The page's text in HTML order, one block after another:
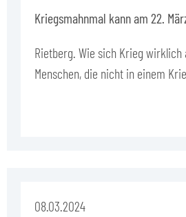
Kriegsmahnmal kann am 22.
Rietberg. Wie sich Krieg wirklich
Menschen, die nicht in einem
08.03.2024